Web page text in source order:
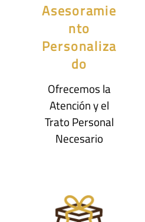
Asesoramie
nto
Personaliza
do
Ofrecemos la
Atención y el
Trato Personal
Necesario